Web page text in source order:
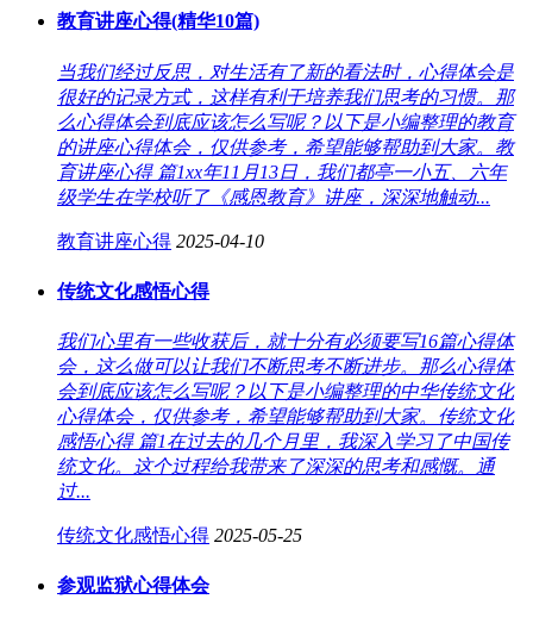
教育讲座心得(精华10篇)
当我们经过反思，对生活有了新的看法时，心得体会是
很好的记录方式，这样有利于培养我们思考的习惯。那
么心得体会到底应该怎么写呢？以下是小编整理的教育
的讲座心得体会，仅供参考，希望能够帮助到大家。教
育讲座心得 篇1xx年11月13日，我们都亭一小五、六年
级学生在学校听了《感恩教育》讲座，深深地触动...
教育讲座心得 2025-04-10
传统文化感悟心得
我们心里有一些收获后，就十分有必须要写16篇心得体
会，这么做可以让我们不断思考不断进步。那么心得体
会到底应该怎么写呢？以下是小编整理的中华传统文化
心得体会，仅供参考，希望能够帮助到大家。传统文化
感悟心得 篇1在过去的几个月里，我深入学习了中国传
统文化。这个过程给我带来了深深的思考和感慨。通
过...
传统文化感悟心得 2025-05-25
参观监狱心得体会